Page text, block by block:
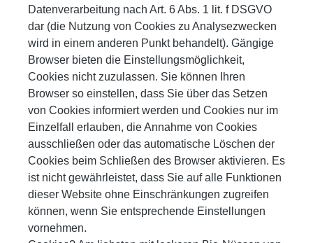
Datenverarbeitung nach Art. 6 Abs. 1 lit. f DSGVO
dar (die Nutzung von Cookies zu Analysezwecken
wird in einem anderen Punkt behandelt). Gängige
Browser bieten die Einstellungsmöglichkeit,
Cookies nicht zuzulassen. Sie können Ihren
Browser so einstellen, dass Sie über das Setzen
von Cookies informiert werden und Cookies nur im
Einzelfall erlauben, die Annahme von Cookies
ausschließen oder das automatische Löschen der
Cookies beim Schließen des Browser aktivieren. Es
ist nicht gewährleistet, dass Sie auf alle Funktionen
dieser Website ohne Einschränkungen zugreifen
können, wenn Sie entsprechende Einstellungen
vornehmen.